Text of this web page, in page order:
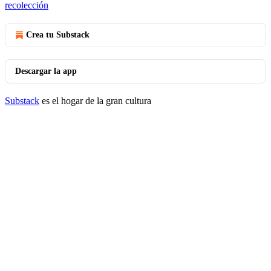
recolección
Crea tu Substack
Descargar la app
Substack es el hogar de la gran cultura